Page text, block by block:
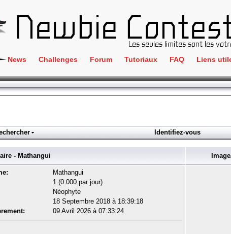
News Challenges
Crackme
ClientSide
Forensics
Logique
Programmation
Stéganographie
Wargame
Forum Tutoriaux FAQ Liens
IRC
Identifiez-vous
- Mathangui
Mathangui
1 (0.000 par jour)
Néophyte
18 Septembre 2018 à 18:39:18
09 Avril 2026 à 07:33:24